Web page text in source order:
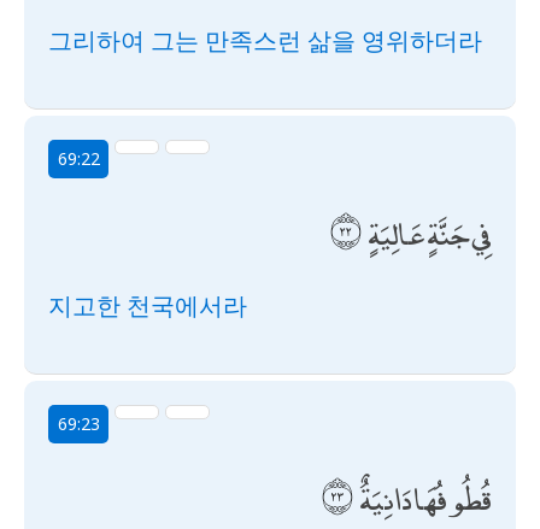
그리하여 그는 만족스런 삶을 영위하더라
69:22
فِي جَنَّةٍ عَالِيَةٍ
지고한 천국에서라
69:23
قُطُوفُهَا دَانِيَةٌ